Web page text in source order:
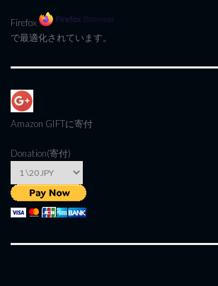
Firefox
で最適化されています。
Amazon GIFTに寄付
Donation(寄付)